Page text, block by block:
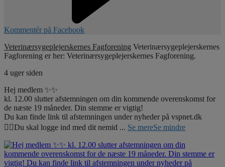
Kommentér på Facebook
Veterinærsygeplejerskernes Fagforening Veterinærsygeplejerskernes
Fagforening er her: Veterinærsygeplejerskernes Fagforening.
4 uger siden
Hej medlem ✨✨
kl. 12.00 slutter afstemningen om din kommende overenskomst for
de næste 19 måneder. Din stemme er vigtig!
Du kan finde link til afstemningen under nyheder på vspnet.dk
☝🏼Du skal logge ind med dit nemid ... Se mereSe mindre